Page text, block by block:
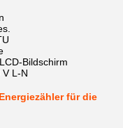
Bildschirm
L-N
für die